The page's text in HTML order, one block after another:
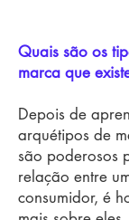
Quais são os
marca que
Depois de
arquétipos de
são poderosos
relação entre
consumidor, é